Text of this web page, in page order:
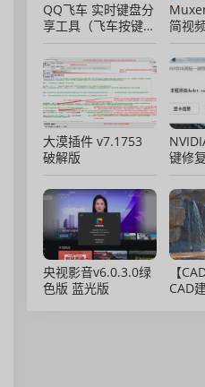
QQ飞车 实时键盘分
享工具（飞车按键显
示）直播专用版
简视
工具
版)
大漠插件 v7.1753
破解版
键修复
央视影音v6.0.3.0绿
色版 蓝光版
【
CAD